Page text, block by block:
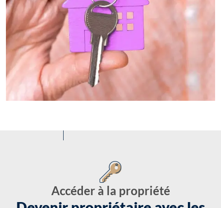
Accéder à la propriété